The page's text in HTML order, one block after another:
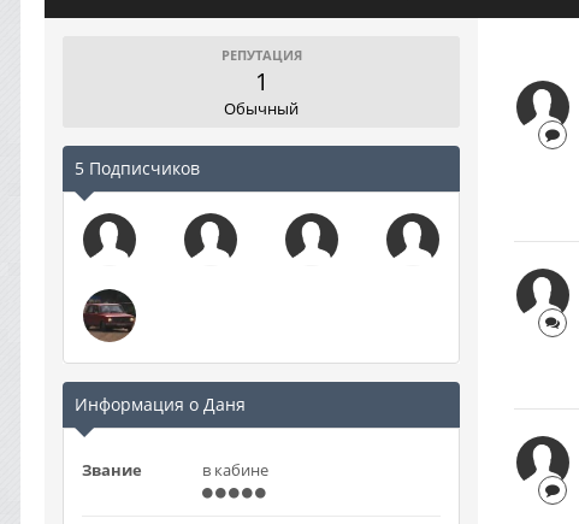
РЕПУТАЦИЯ
1
Обычный
5 Подписчиков
Информация о Даня
Звание в кабине